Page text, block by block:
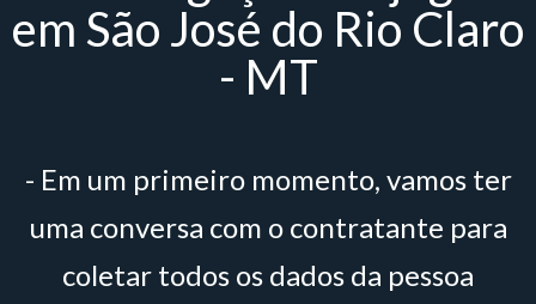
em São José do Rio Claro
- MT
- Em um primeiro momento, vamos ter
uma conversa com o contratante para
coletar todos os dados da pessoa